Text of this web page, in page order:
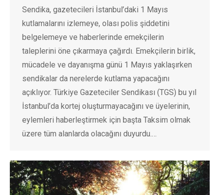
Sendika, gazetecileri İstanbul’daki 1 Mayıs
kutlamalarını izlemeye, olası polis şiddetini
belgelemeye ve haberlerinde emekçilerin
taleplerini öne çıkarmaya çağırdı. Emekçilerin birlik,
mücadele ve dayanışma günü 1 Mayıs yaklaşırken
sendikalar da nerelerde kutlama yapacağını
açıklıyor. Türkiye Gazeteciler Sendikası (TGS) bu yıl
İstanbul’da kortej oluşturmayacağını ve üyelerinin,
eylemleri haberleştirmek için başta Taksim olmak
üzere tüm alanlarda olacağını duyurdu.…